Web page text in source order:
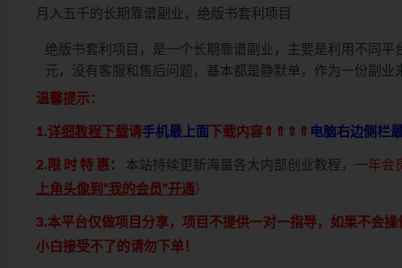
月入五千的长期靠谱副业，绝版书套利项目
绝版书套利项目，是一个长期靠谱副业，主要是利用不同
元，没有客服和售后问题，基本都是静默单，作为一份副业
温馨提示：
1.详细教程下载请手机最上面 下载内容⇑⇑⇑⇑ 电脑右边侧栏
2.限 时 特 惠 ： 本站持续更新海量各大内部创业教程， 一年会
上角头像到“我的会员”开通）
3.本平台仅做项目分享，项目不提供一对一指导，如果不会
小白接受不了的请勿下单！